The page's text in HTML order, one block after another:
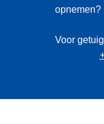
opnemen?
Voor